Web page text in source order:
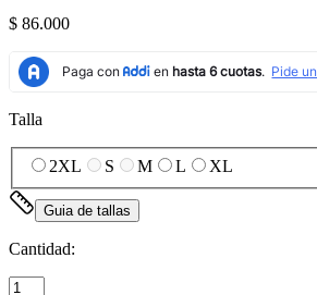
$ 86.000
Talla
2XL S M L XL
Guia de tallas
Cantidad: